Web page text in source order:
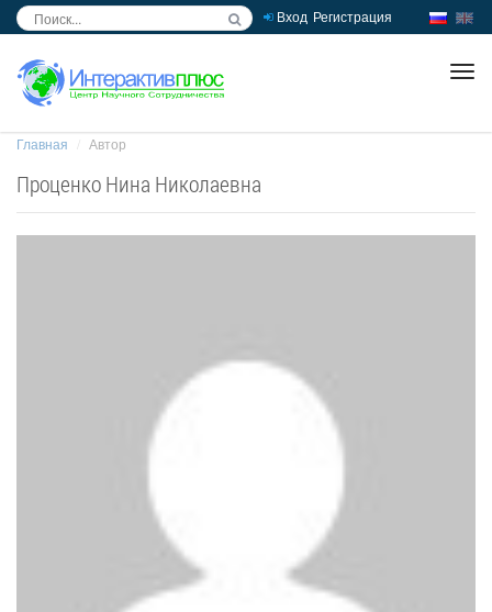
Вход Регистрация
Главная Автор
Проценко Нина Николаевна